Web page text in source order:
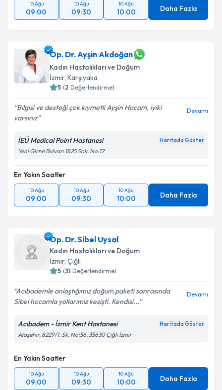
10 Ağu
09:00
10 Ağu
09:30
10 Ağu
10:00 Daha Fazla
Op. Dr. Ayşin Akdoğan
Kadın Hastalıkları ve Doğum
İzmir, Karşıyaka
5 (2 Değerlendirme)
Bilgisi ve desteği çok kıymetli Ayşin Hocam, iyiki
varsınız
Devamı
İEÜ Medical Point Hastanesi Haritada Göster
Yeni Girne Bulvarı 1825 Sok. No:12
En Yakın Saatler
10 Ağu
09:00
10 Ağu
09:30
10 Ağu
10:00 Daha Fazla
Op. Dr. Sibel Uysal
Kadın Hastalıkları ve Doğum
İzmir, Çiğli
5 (31 Değerlendirme)
Acıbademle anlaştığımız doğum paketi sonrasında
Sibel hocamla yollarımız kesişti. Kendisi...
Devamı
Acıbadem - İzmir Kent Hastanesi Haritada Göster
Ataşehir, 8229/1. Sk. No:56, 35630 Çiğli İzmir
En Yakın Saatler
10 Ağu
09:00
10 Ağu
09:30
10 Ağu
10:00 Daha Fazla